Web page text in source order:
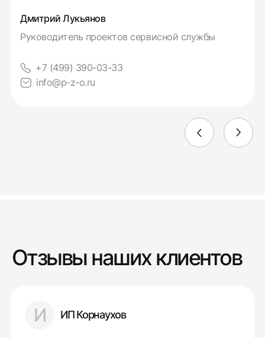
Дмитрий Лукьянов
Руководитель проектов сервисной службы
+7 (499) 390-03-33
info@p-z-o.ru
Отзывы наших клиентов
И ИП Корнаухов